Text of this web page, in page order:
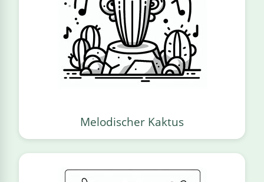
Melodischer Kaktus